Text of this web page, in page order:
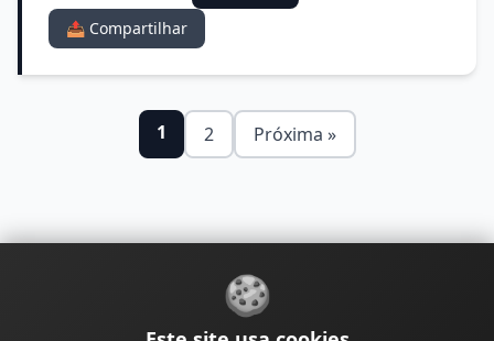
📤 Compartilhar
1 2 Próxima »
ContatoPolítica de Privacidade
🍪